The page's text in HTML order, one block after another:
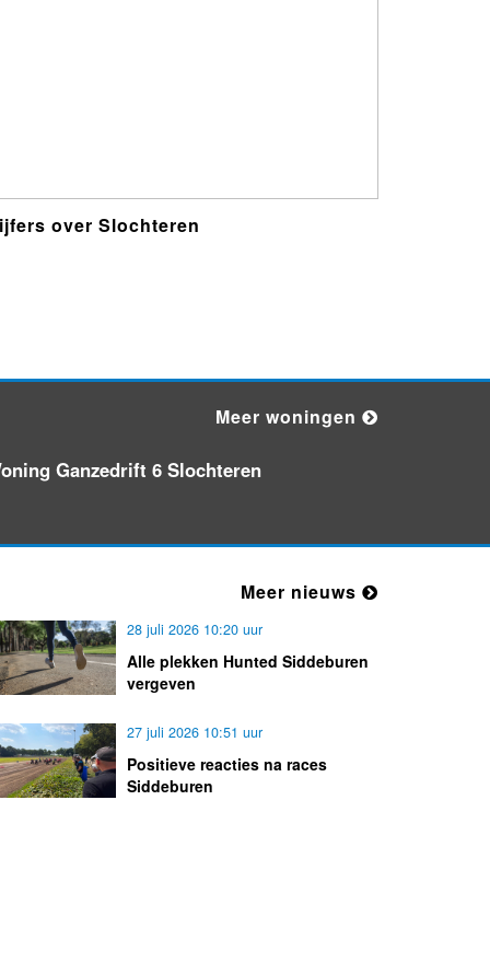
Nieuw bedrijf
Vereniging van
met 2e te Groningen
Dinsdag 28-7-2026 om 19:00
over Slochteren
Meer woningen
Ganzedrift 6 Slochteren
Meer nieuws
28 juli 2026 10:20 uur
Alle plekken Hunted Siddeburen
vergeven
27 juli 2026 10:51 uur
Positieve reacties na races
Siddeburen